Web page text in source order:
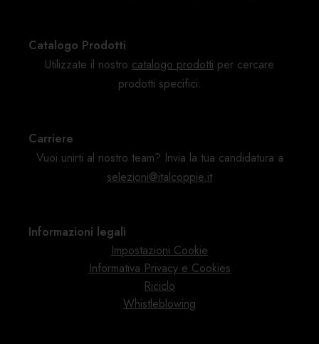
Catalogo Prodotti
Utilizzate il nostro catalogo prodotti per cercare
prodotti specifici.
Carriere
Vuoi unirti al nostro team? Invia la tua candidatura a
selezioni@italcoppie.it
Informazioni legali
Impostazioni Cookie
Informativa Privacy e Cookies
Riciclo
Whistleblowing